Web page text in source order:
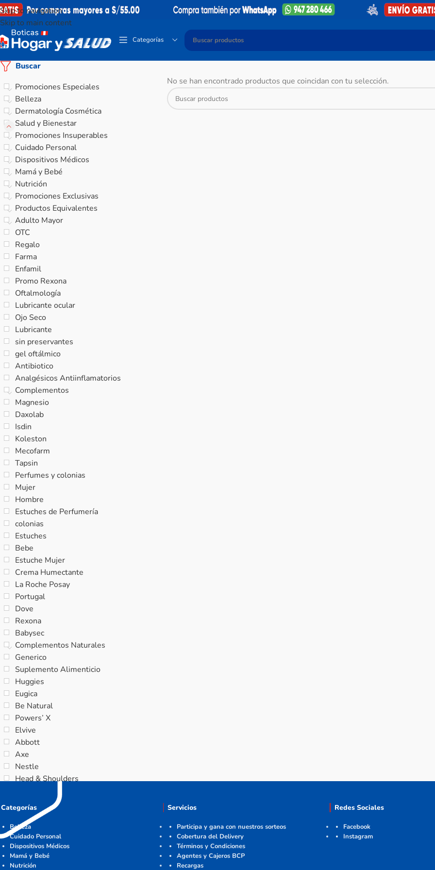
Skip to navigation
Skip to main content
Categorías
Buscar
Promociones Especiales
Belleza
Dermatología Cosmética
Salud y Bienestar
Promociones Insuperables
Cuidado Personal
Dispositivos Médicos
Mamá y Bebé
Nutrición
Promociones Exclusivas
Productos Equivalentes
Adulto Mayor
OTC
Regalo
Farma
Enfamil
Promo Rexona
Oftalmología
Lubricante ocular
Ojo Seco
Lubricante
sin preservantes
gel oftálmico
Antibiotico
Analgésicos Antiinflamatorios
Complementos
Magnesio
Daxolab
Isdin
Koleston
Mecofarm
Tapsin
Perfumes y colonias
Mujer
Hombre
Estuches de Perfumería
colonias
Estuches
Bebe
Estuche Mujer
Crema Humectante
La Roche Posay
Portugal
Dove
Rexona
Babysec
Complementos Naturales
Generico
Suplemento Alimenticio
Huggies
Eugica
Be Natural
Powers’ X
Elvive
Abbott
Axe
Nestle
Head & Shoulders
No se han encontrado productos que coincidan con tu selección.
Categorías
Belleza
Cuidado Personal
Dispositivos Médicos
Mamá y Bebé
Nutrición
Servicios
Participa y gana con nuestros sorteos
Cobertura del Delivery
Términos y Condiciones
Agentes y Cajeros BCP
Recargas
Redes Sociales
Facebook
Instagram